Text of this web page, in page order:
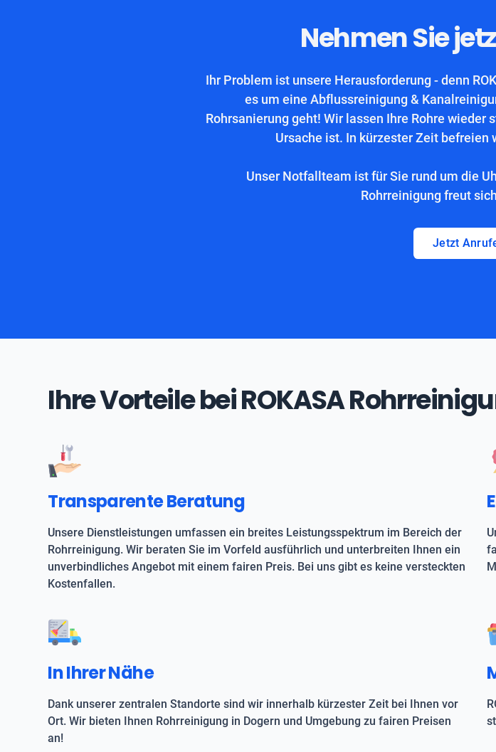
Nehmen Sie
Ihr Problem ist unsere Herausforderung - denn
es um eine Abflussreinigung &
Rohrsanierung geht! Wir lassen Ihre Rohre
Ursache ist. In kürzester Zeit befreien
Unser Notfallteam ist für Sie rund um die
Rohrreinigung freut
Jetzt
Ihre Vorteile bei ROKASA
Transparente Beratung
Unsere Dienstleistungen umfassen ein breites Leistungsspektrum im Bereich der
Rohrreinigung. Wir beraten Sie im Vorfeld ausführlich und unterbreiten Ihnen ein
unverbindliches Angebot mit einem fairen Preis. Bei uns gibt es keine versteckten
Kostenfallen.
In Ihrer Nähe
Dank unserer zentralen Standorte sind wir innerhalb kürzester Zeit bei Ihnen vor
Ort. Wir bieten Ihnen Rohrreinigung in Dogern und Umgebung zu fairen Preisen
an!